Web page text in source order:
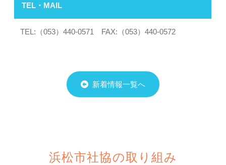
TEL・MAIL
TEL:（053）440-0571 FAX:（053）440-0572
新着情報一覧へ
浜松市社協の取り組み